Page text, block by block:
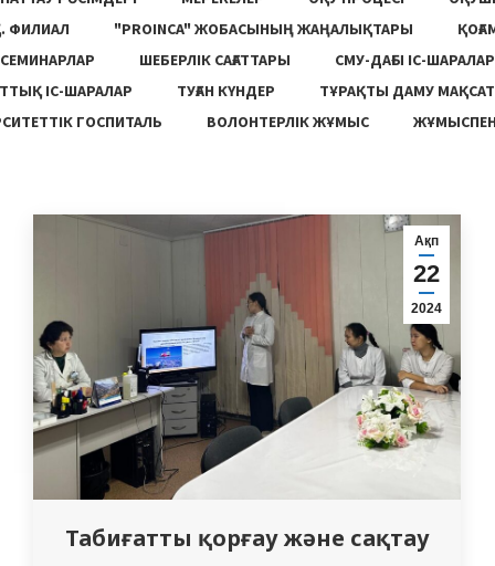
ФИЛИАЛ
"PROINCA" ЖОБАСЫНЫҢ ЖАҢАЛЫҚТАРЫ
СЕМИНАРЛАР
ШЕБЕРЛІК САҒАТТАРЫ
СМУ-ДАҒЫ ІС-ШАРАЛАР
ІС-ШАРАЛАР
ТУҒАН КҮНДЕР
ТҰРАҚТЫ ДАМУ
ГОСПИТАЛЬ
ВОЛОНТЕРЛІК ЖҰМЫС
Ақп
22
2024
Табиғатты қорғау және сақтау